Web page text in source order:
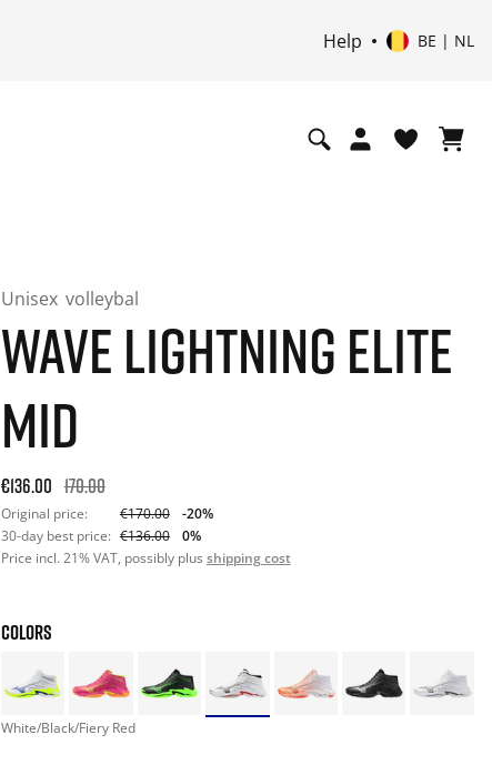
Help BE | NL
Unisex volleybal
WAVE LIGHTNING ELITE
MID
Original price: €170.00. 30-day best price: €136.00. -20%
€136.00 170.00
Original price: €170.00
-20%
30-day best price: €136.00
0%
Price incl. 21% VAT, possibly plus shipping cost
COLORS
White/Black/Fiery Red